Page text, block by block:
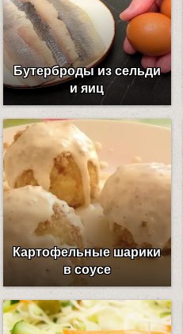
Бутерброды из сельди
и яиц
Картофельные шарики
в соусе